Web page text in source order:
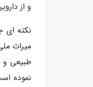
و از
نکته ای
میراث